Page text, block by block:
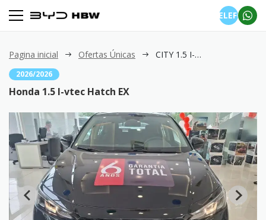
TELEFONE
Pagina inicial Ofertas Únicas CITY 1.5 I-vtec Hatch EX
2026/2026
Honda 1.5 I-vtec Hatch EX